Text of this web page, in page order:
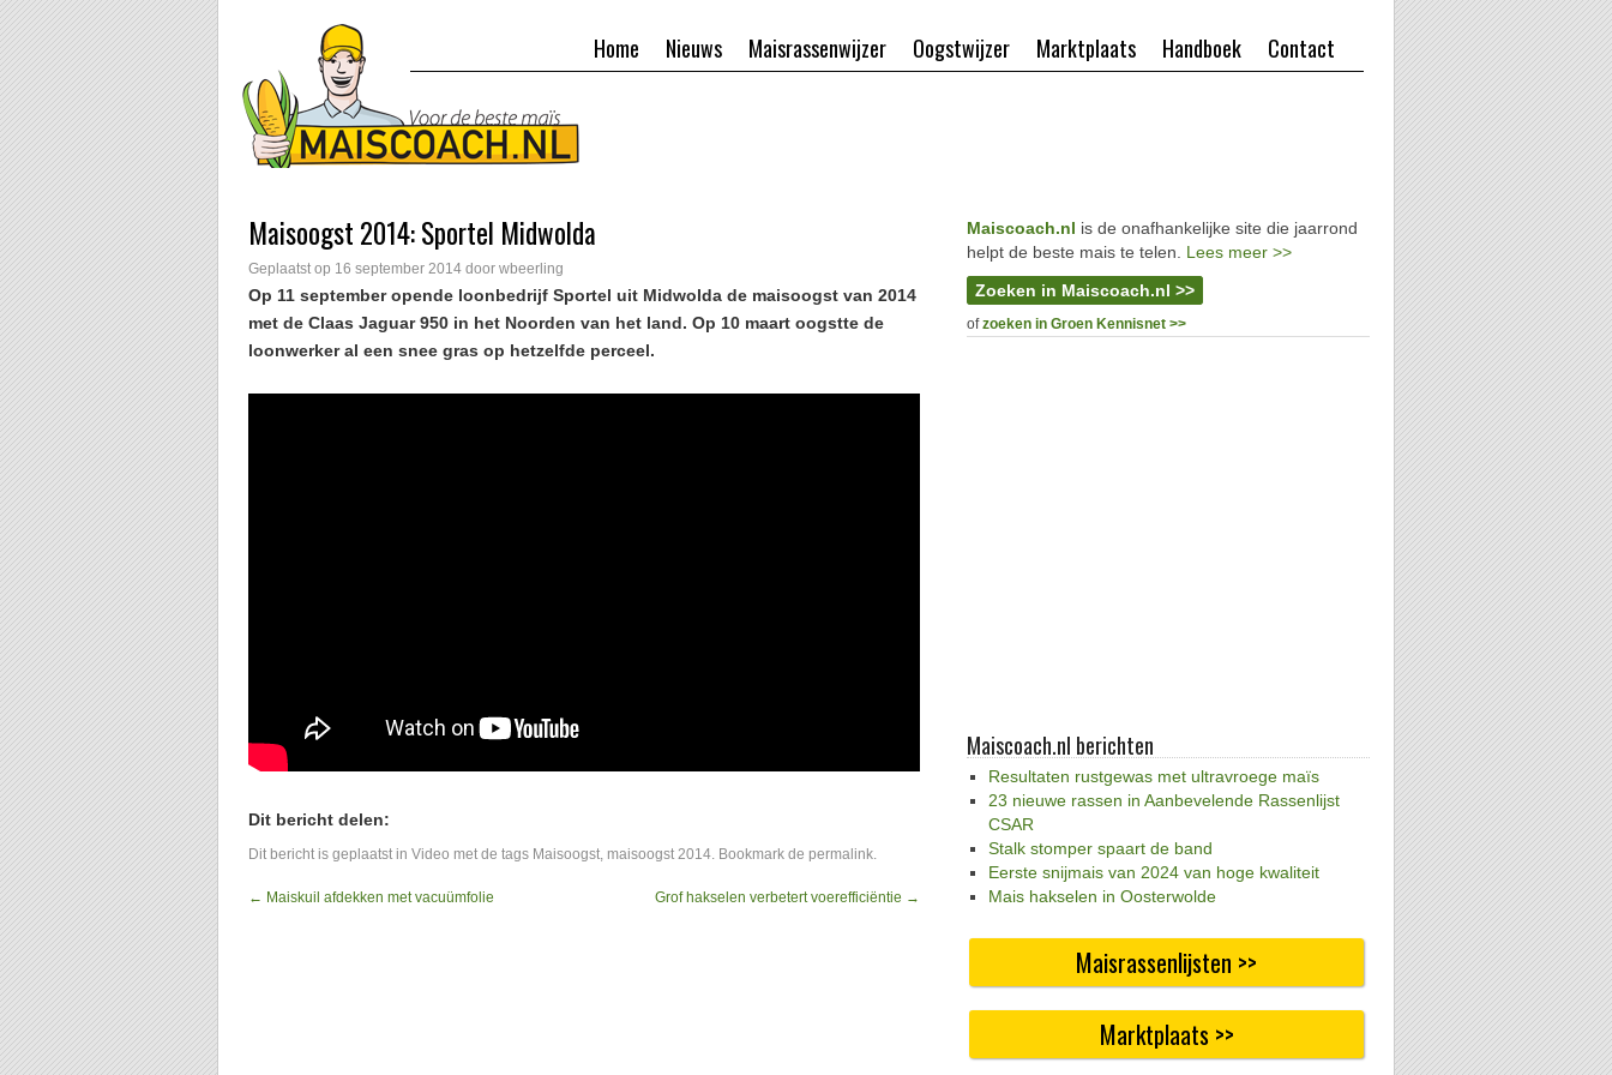
Contact
Handboek
Marktplaats
Oogstwijzer
Maisrassenwijzer
Nieuws
Home
Maisoogst 2014: Sportel Midwolda
Geplaatst op 16 september 2014 door wbeerling
Op 11 september opende loonbedrijf Sportel uit Midwolda de maisoogst van 2014
met de Claas Jaguar 950 in het Noorden van het land. Op 10 maart oogstte de
loonwerker al een snee gras op hetzelfde perceel.
Dit bericht delen:
Dit bericht is geplaatst in Video met de tags Maisoogst, maisoogst 2014. Bookmark de permalink.
← Maiskuil afdekken met vacuümfolie Grof hakselen verbetert voerefficiëntie →
Maiscoach.nl is de onafhankelijke site die jaarrond
helpt de beste mais te telen. Lees meer >>
Zoeken in Maiscoach.nl >>
ofzoeken in Groen Kennisnet >>
Maiscoach.nl berichten
Resultaten rustgewas met ultravroege maïs
23 nieuwe rassen in Aanbevelende Rassenlijst
CSAR
Stalk stomper spaart de band
Eerste snijmais van 2024 van hoge kwaliteit
Mais hakselen in Oosterwolde
Maisrassenlijsten >>
Marktplaats >>